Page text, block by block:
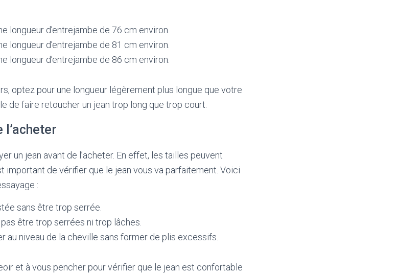
longueur d’entrejambe de 76 cm environ.
longueur d’entrejambe de 81 cm environ.
longueur d’entrejambe de 86 cm environ.
optez pour une longueur légèrement plus longue que votre
de faire retoucher un jean trop long que trop court.
l’acheter
un jean avant de l’acheter. En effet, les tailles peuvent
important de vérifier que le jean vous va parfaitement. Voici
:
sans être trop serrée.
être trop serrées ni trop lâches.
au niveau de la cheville sans former de plis excessifs.
et à vous pencher pour vérifier que le jean est confortable